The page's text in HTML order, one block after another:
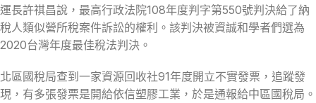
運長許祺昌說，最高行政法院108年度判字第550號判決給了納
稅人類似營所稅案件訴訟的權利。該判決被資誠和學者們選為
2020台灣年度最佳稅法判決。
北區國稅局查到一家資源回收社91年度開立不實發票，追蹤發
現，有多張發票是開給依信塑膠工業，於是通報給中區國稅局。